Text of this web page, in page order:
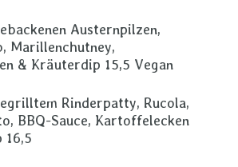
Austernpilzen,
Marillenchutney,
& Kräuterdip 15,5 Vegan
Rinderpatty, Rucola,
BBQ-Sauce, Kartoffelecken
16,5